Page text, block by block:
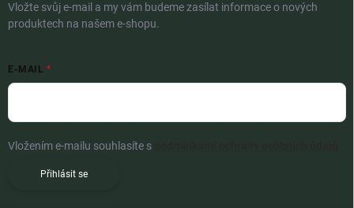
Vložte svůj e-mail a my vám budeme zasílat informace o nových
produktech na našem e-shopu.
E-MAIL
Vložením e-mailu souhlasíte s
Přihlásit se